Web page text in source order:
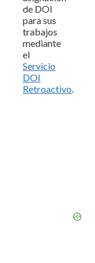
de DOI
para sus
trabajos
mediante
el
Servicio
DOI
Retroactivo.